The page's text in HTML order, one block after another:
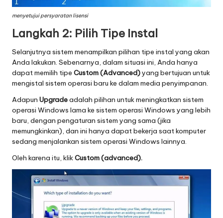
menyetujui persyaratan lisensi
Langkah 2: Pilih Tipe Instal
Selanjutnya sistem menampilkan pilihan tipe instal yang akan
Anda lakukan. Sebenarnya, dalam situasi ini, Anda hanya
dapat memilih tipe Custom (Advanced)yang bertujuan untuk
mengistal sistem operasi baru ke dalam media penyimpanan.
Adapun Upgradeadalah pilihan untuk meningkatkan sistem
operasi Windows lama ke sistem operasi Windows yang lebih
baru, dengan pengaturan sistem yang sama (jika
memungkinkan), dan ini hanya dapat bekerja saat komputer
sedang menjalankan sistem operasi Windows lainnya.
Oleh karena itu, klikCustom (advanced).